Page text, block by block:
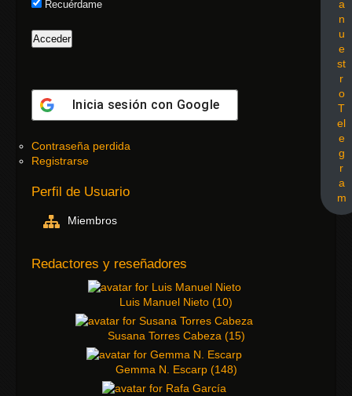
Recuérdame
Inicia sesión con Google
Contraseña perdida
Registrarse
Perfil de Usuario
Miembros
a
n
u
e
st
r
o
T
el
e
g
r
a
m
Redactores y reseñadores
Luis Manuel Nieto (10)
Susana Torres Cabeza (15)
Gemma N. Escarp (148)